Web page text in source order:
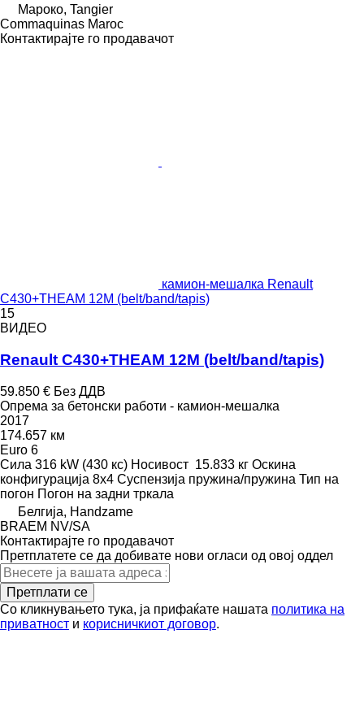
Мароко, Tangier
Commaquinas Maroc
Контактирајте го продавачот
камион-мешалка Renault
C430+THEAM 12M (belt/band/tapis)
15
ВИДЕО
Renault C430+THEAM 12M (belt/band/tapis)
59.850 € Без ДДВ
Опрема за бетонски работи - камион-мешалка
2017
174.657 км
Euro 6
Сила 316 kW (430 кс) Носивост 15.833 кг Оскина
конфигурација 8x4 Суспензија пружина/пружина Тип на
погон Погон на задни тркала
Белгија, Handzame
BRAEM NV/SA
Контактирајте го продавачот
Претплатете се да добивате нови огласи од овој оддел
Претплати се
Со кликнувањето тука, ја прифаќате нашата политика на
приватност и корисничкиот договор.